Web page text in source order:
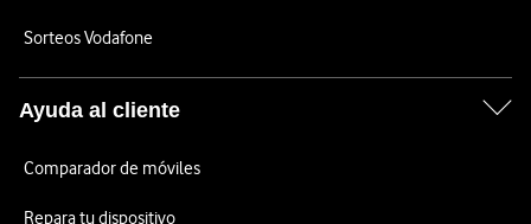
Sorteos Vodafone
Ayuda al cliente
Comparador de móviles
Repara tu dispositivo